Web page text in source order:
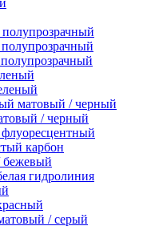
матовый / черный
/ черный
карбон
бежевый
гидролиния
/ серый